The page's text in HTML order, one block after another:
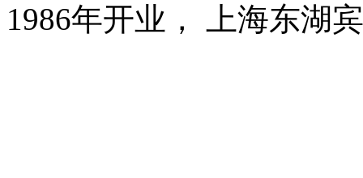
1986年开业， 上海东